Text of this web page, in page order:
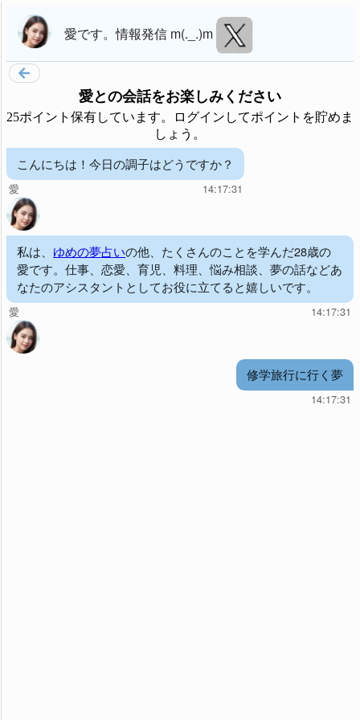
愛です。情報発信 m(._.)m
愛との会話をお楽しみください
25ポイント保有しています。ログインしてポイントを貯めま
しょう。
こんにちは！今日の調子はどうですか？
愛 14:17:31
私は、 ゆめの夢占いの他、たくさんのことを学んだ28歳の
愛です。仕事、恋愛、育児、料理、悩み相談、夢の話などあ
なたのアシスタントとしてお役に立てると嬉しいです。
愛 14:17:31
修学旅行に行く夢
14:17:31